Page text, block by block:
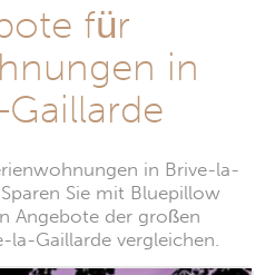
für
in
Gaillarde
in Brive-la-
Sie mit Bluepillow
Angebote der großen
la-Gaillarde vergleichen.